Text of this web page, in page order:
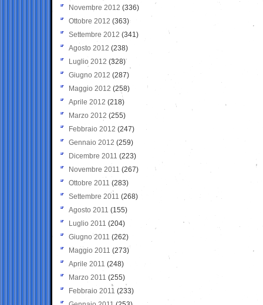
Novembre 2012 (336)
Ottobre 2012 (363)
Settembre 2012 (341)
Agosto 2012 (238)
Luglio 2012 (328)
Giugno 2012 (287)
Maggio 2012 (258)
Aprile 2012 (218)
Marzo 2012 (255)
Febbraio 2012 (247)
Gennaio 2012 (259)
Dicembre 2011 (223)
Novembre 2011 (267)
Ottobre 2011 (283)
Settembre 2011 (268)
Agosto 2011 (155)
Luglio 2011 (204)
Giugno 2011 (262)
Maggio 2011 (273)
Aprile 2011 (248)
Marzo 2011 (255)
Febbraio 2011 (233)